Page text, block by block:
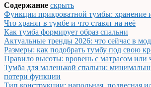
Содержание скрыть
Функции прикроватной тумбы: хранение
Что хранят в тумбе и что ставят на неё
Как тумба формирует образ спальни
Актуальные тренды 2026: что сейчас в
Размеры: как подобрать тумбу под свою
Правило высоты: вровень с матрасом или
Тумба для маленькой спальни:
потери функции
Тип конструкции: напольная, подвесная